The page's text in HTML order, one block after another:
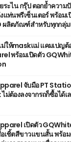
ระไน กรุ๊ป ตอกย้ำควา
แท่นพรีเซ็นเตอร์ พร้อมเ
ผลิตภัณฑ์สำหรับทุกกลุ่ม
ให้maskแม่ แคมเปญต้
พร้อมเปิดตัว
จับมือ PT
ม่ต้องลงจากรถก็ซื้อได้เ
เปิดตัว
อเชิ้ตสีขาวแขนสั้น พร้อ